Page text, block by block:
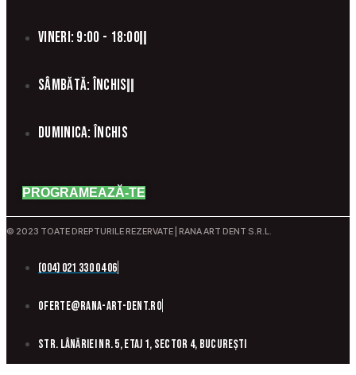
Vineri: 9:00 - 18:00
Sâmbătă: Închis
Duminica: Închis
PROGRAMEAZĂ-TE
© 2023 TOATE DREPTURILE REZERVATE | RANA ART DENT S.R.L.
(004) 021 330 04 06
oferte@rana-art-dent.ro
Str. Lânăriei nr. 5, etaj 1, sector 4, București